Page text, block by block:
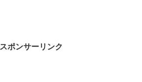
スポンサーリンク